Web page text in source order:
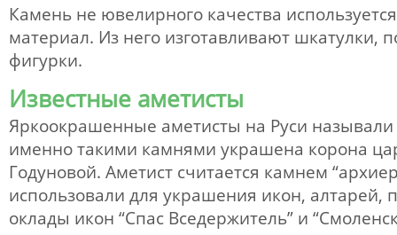
Камень не ювелирного качества
материал. Из него изготавливают шкатулки,
фигурки.
Известные аметисты
Яркоокрашенные аметисты на Руси
именно такими камнями украшена корона
Годуновой. Аметист считается камнем
использовали для украшения икон, алтарей,
оклады икон “Спас Вседержитель” и